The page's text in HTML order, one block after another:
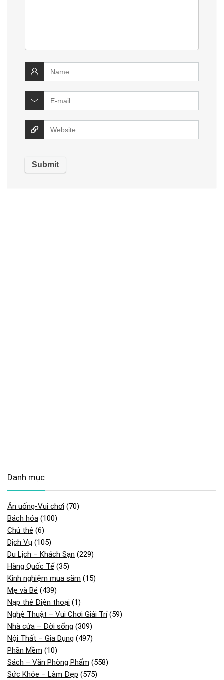
Danh mục
Ăn uống-Vui chơi (70)
Bách hóa (100)
Chủ thẻ (6)
Dịch Vụ (105)
Du Lịch – Khách Sạn (229)
Hàng Quốc Tế (35)
Kinh nghiệm mua sắm (15)
Mẹ và Bé (439)
Nạp thẻ Điện thoại (1)
Nghệ Thuật – Vui Chơi Giải Trí(59)
Nhà cửa – Đời sống (309)
Nội Thất – Gia Dụng (497)
Phần Mềm (10)
Sách – Văn Phòng Phẩm (558)
Sức Khỏe – Làm Đẹp (575)